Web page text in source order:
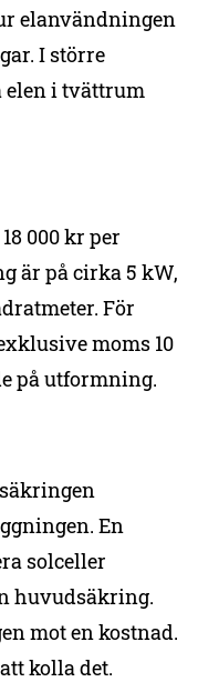
elanvändningen
I större
elen i tvättrum
000 kr per
är på cirka 5 kW,
För
moms 10
på utformning.
En
solceller
huvudsäkring.
mot en kostnad.
kolla det.